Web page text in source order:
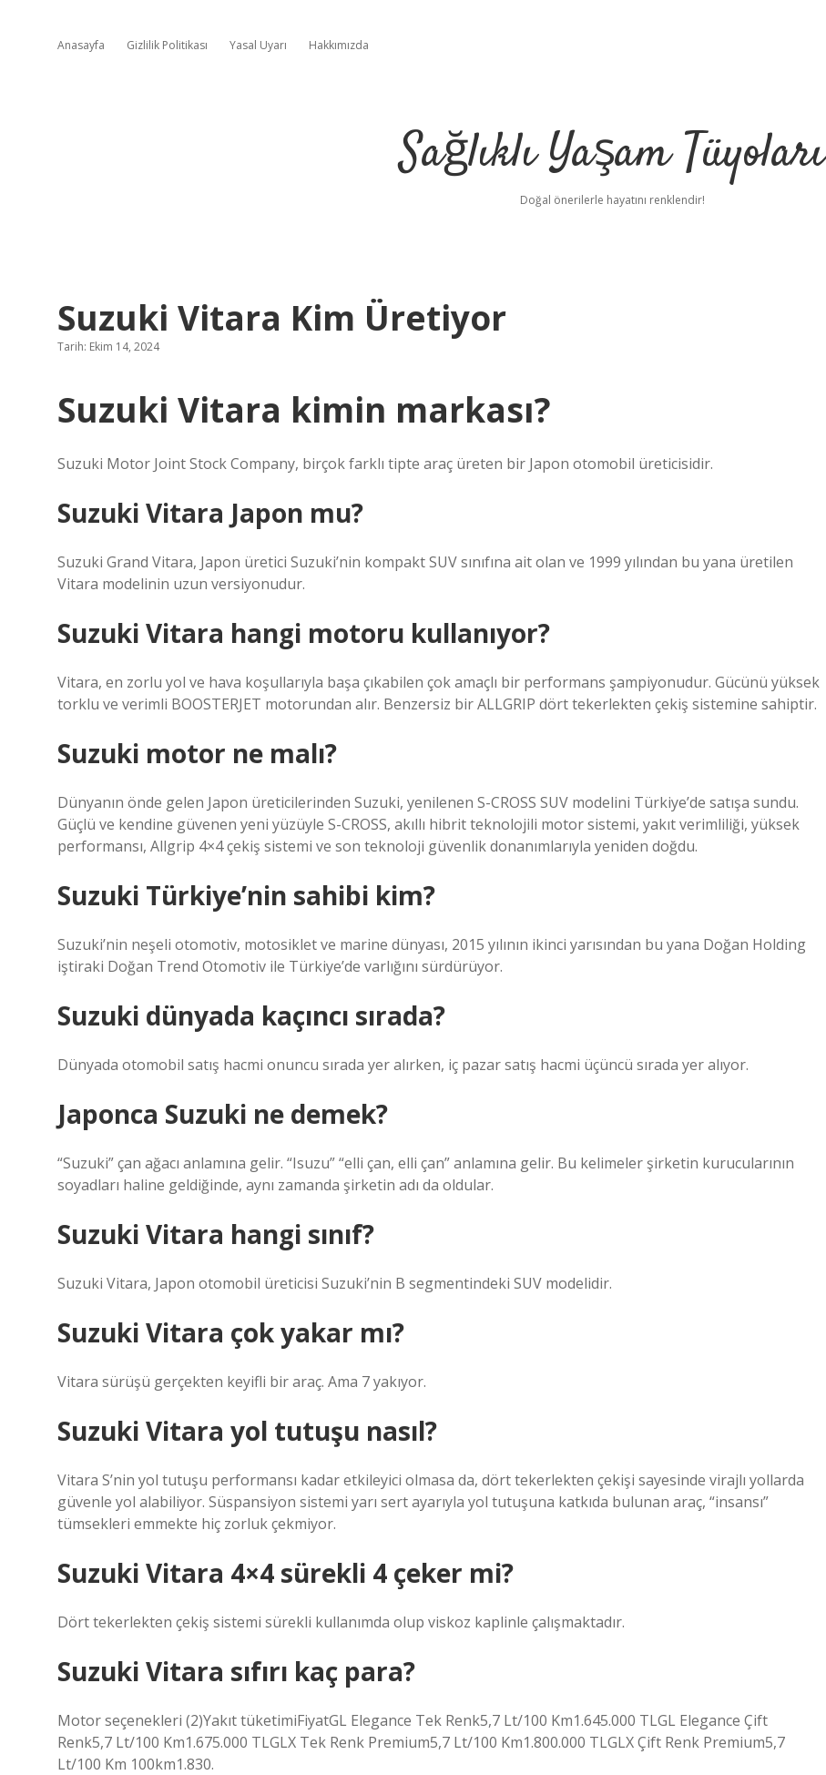
Anasayfa Gizlilik Politikası Yasal Uyarı Hakkımızda
Sağlıklı Yaşam Tüyoları
Doğal önerilerle hayatını renklendir!
Suzuki Vitara Kim Üretiyor
Tarih: Ekim 14, 2024
Suzuki Vitara kimin markası?
Suzuki Motor Joint Stock Company, birçok farklı tipte araç üreten bir Japon otomobil üreticisidir.
Suzuki Vitara Japon mu?
Suzuki Grand Vitara, Japon üretici Suzuki’nin kompakt SUV sınıfına ait olan ve 1999 yılından bu yana üretilen
Vitara modelinin uzun versiyonudur.
Suzuki Vitara hangi motoru kullanıyor?
Vitara, en zorlu yol ve hava koşullarıyla başa çıkabilen çok amaçlı bir performans şampiyonudur. Gücünü yüksek
torklu ve verimli BOOSTERJET motorundan alır. Benzersiz bir ALLGRIP dört tekerlekten çekiş sistemine sahiptir.
Suzuki motor ne malı?
Dünyanın önde gelen Japon üreticilerinden Suzuki, yenilenen S-CROSS SUV modelini Türkiye’de satışa sundu.
Güçlü ve kendine güvenen yeni yüzüyle S-CROSS, akıllı hibrit teknolojili motor sistemi, yakıt verimliliği, yüksek
performansı, Allgrip 4×4 çekiş sistemi ve son teknoloji güvenlik donanımlarıyla yeniden doğdu.
Suzuki Türkiye’nin sahibi kim?
Suzuki’nin neşeli otomotiv, motosiklet ve marine dünyası, 2015 yılının ikinci yarısından bu yana Doğan Holding
iştiraki Doğan Trend Otomotiv ile Türkiye’de varlığını sürdürüyor.
Suzuki dünyada kaçıncı sırada?
Dünyada otomobil satış hacmi onuncu sırada yer alırken, iç pazar satış hacmi üçüncü sırada yer alıyor.
Japonca Suzuki ne demek?
“Suzuki” çan ağacı anlamına gelir. “Isuzu” “elli çan, elli çan” anlamına gelir. Bu kelimeler şirketin kurucularının
soyadları haline geldiğinde, aynı zamanda şirketin adı da oldular.
Suzuki Vitara hangi sınıf?
Suzuki Vitara, Japon otomobil üreticisi Suzuki’nin B segmentindeki SUV modelidir.
Suzuki Vitara çok yakar mı?
Vitara sürüşü gerçekten keyifli bir araç. Ama 7 yakıyor.
Suzuki Vitara yol tutuşu nasıl?
Vitara S’nin yol tutuşu performansı kadar etkileyici olmasa da, dört tekerlekten çekişi sayesinde virajlı yollarda
güvenle yol alabiliyor. Süspansiyon sistemi yarı sert ayarıyla yol tutuşuna katkıda bulunan araç, “insansı”
tümsekleri emmekte hiç zorluk çekmiyor.
Suzuki Vitara 4×4 sürekli 4 çeker mi?
Dört tekerlekten çekiş sistemi sürekli kullanımda olup viskoz kaplinle çalışmaktadır.
Suzuki Vitara sıfırı kaç para?
Motor seçenekleri (2)Yakıt tüketimiFiyatGL Elegance Tek Renk5,7 Lt/100 Km1.645.000 TLGL Elegance Çift
Renk5,7 Lt/100 Km1.675.000 TLGLX Tek Renk Premium5,7 Lt/100 Km1.800.000 TLGLX Çift Renk Premium5,7
Lt/100 Km 100km1.830.